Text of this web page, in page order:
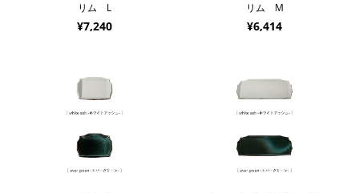
リム L
¥7,240
リム M
¥6,414